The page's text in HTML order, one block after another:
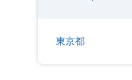
東京都